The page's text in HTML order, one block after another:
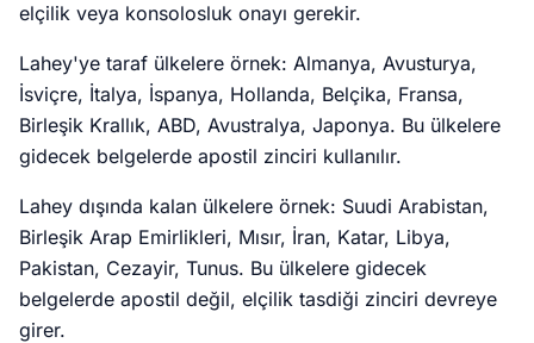
elçilik veya konsolosluk onayı gerekir.
Lahey'ye taraf ülkelere örnek: Almanya, Avusturya,
İsviçre, İtalya, İspanya, Hollanda, Belçika, Fransa,
Birleşik Krallık, ABD, Avustralya, Japonya. Bu ülkelere
gidecek belgelerde apostil zinciri kullanılır.
Lahey dışında kalan ülkelere örnek: Suudi Arabistan,
Birleşik Arap Emirlikleri, Mısır, İran, Katar, Libya,
Pakistan, Cezayir, Tunus. Bu ülkelere gidecek
belgelerde apostil değil, elçilik tasdiği zinciri devreye
girer.